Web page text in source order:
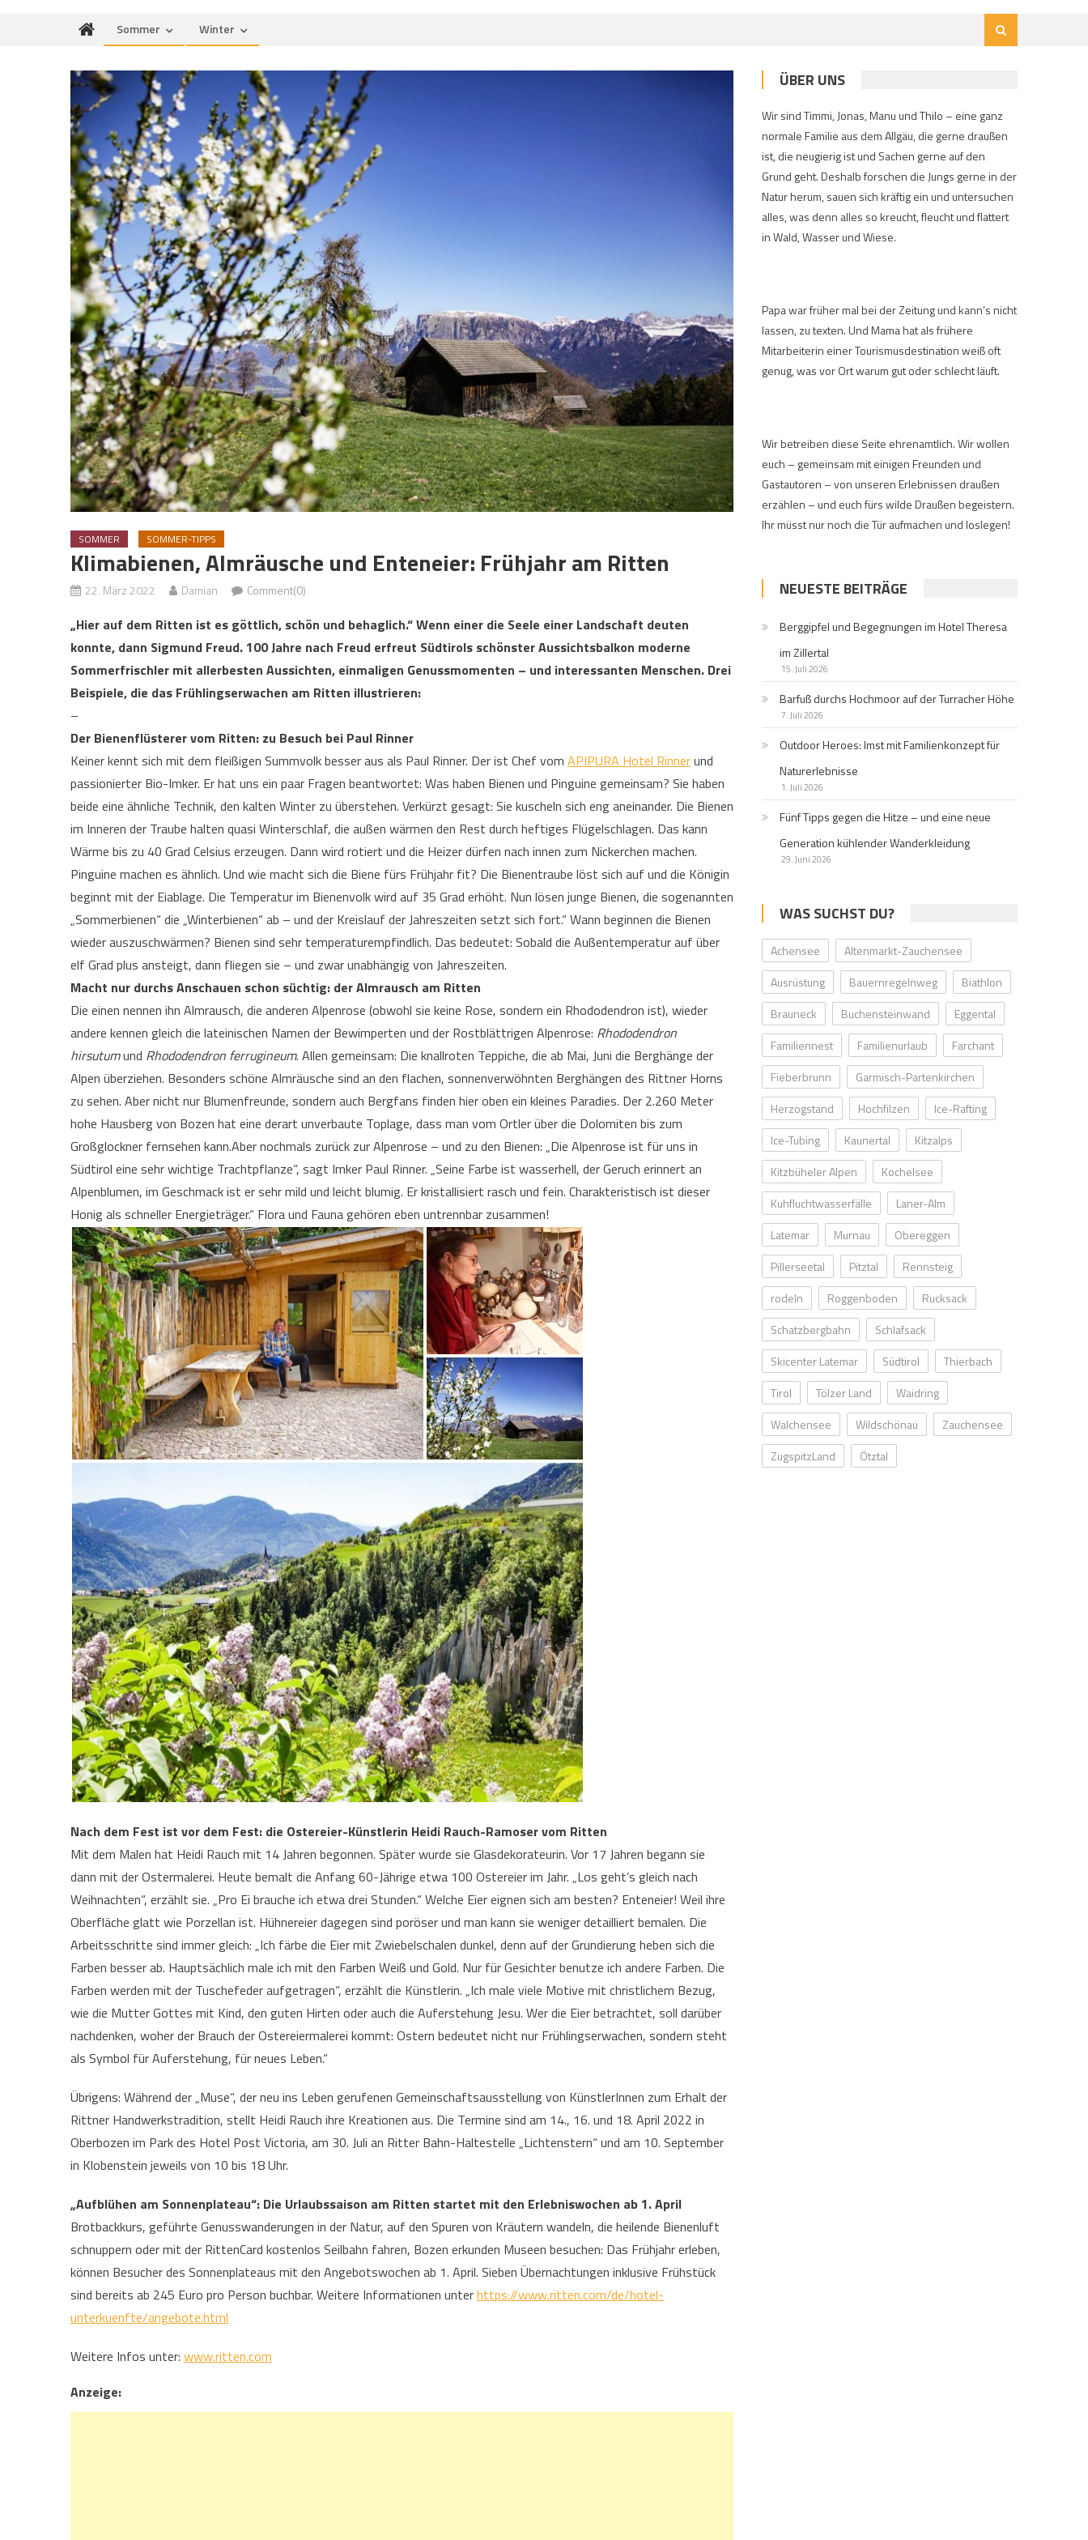
Sommer Winter
SOMMER SOMMER-TIPPS
Klimabienen, Almräusche und Enteneier: Frühjahr am Ritten
22. März 2022 Damian Comment(0)
„Hier auf dem Ritten ist es göttlich, schön und behaglich.“ Wenn einer die Seele einer Landschaft deuten
konnte, dann Sigmund Freud. 100 Jahre nach Freud erfreut Südtirols schönster Aussichtsbalkon moderne
Sommerfrischler mit allerbesten Aussichten, einmaligen Genussmomenten – und interessanten Menschen. Drei
Beispiele, die das Frühlingserwachen am Ritten illustrieren:
–
Der Bienenflüsterer vom Ritten: zu Besuch bei Paul Rinner
Keiner kennt sich mit dem fleißigen Summvolk besser aus als Paul Rinner. Der ist Chef vom APIPURA Hotel Rinnerund
passionierter Bio-Imker. Er hat uns ein paar Fragen beantwortet: Was haben Bienen und Pinguine gemeinsam? Sie haben
beide eine ähnliche Technik, den kalten Winter zu überstehen. Verkürzt gesagt: Sie kuscheln sich eng aneinander. Die Bienen
im Inneren der Traube halten quasi Winterschlaf, die außen wärmen den Rest durch heftiges Flügelschlagen. Das kann
Wärme bis zu 40 Grad Celsius erzeugen. Dann wird rotiert und die Heizer dürfen nach innen zum Nickerchen machen.
Pinguine machen es ähnlich. Und wie macht sich die Biene fürs Frühjahr fit? Die Bienentraube löst sich auf und die Königin
beginnt mit der Eiablage. Die Temperatur im Bienenvolk wird auf 35 Grad erhöht. Nun lösen junge Bienen, die sogenannten
„Sommerbienen“ die „Winterbienen“ ab – und der Kreislauf der Jahreszeiten setzt sich fort.“ Wann beginnen die Bienen
wieder auszuschwärmen? Bienen sind sehr temperaturempfindlich. Das bedeutet: Sobald die Außentemperatur auf über
elf Grad plus ansteigt, dann fliegen sie – und zwar unabhängig von Jahreszeiten.
Macht nur durchs Anschauen schon süchtig: der Almrausch am Ritten
Die einen nennen ihn Almrausch, die anderen Alpenrose (obwohl sie keine Rose, sondern ein Rhododendron ist), wieder
andere kennen gleich die lateinischen Namen der Bewimperten und der Rostblättrigen Alpenrose: Rhododendron
hirsutumund Rhododendron ferrugineum. Allen gemeinsam: Die knallroten Teppiche, die ab Mai, Juni die Berghänge der
Alpen überziehen. Besonders schöne Almräusche sind an den flachen, sonnenverwöhnten Berghängen des Rittner Horns
zu sehen. Aber nicht nur Blumenfreunde, sondern auch Bergfans finden hier oben ein kleines Paradies. Der 2.260 Meter
hohe Hausberg von Bozen hat eine derart unverbaute Toplage, dass man vom Ortler über die Dolomiten bis zum
Großglockner fernsehen kann.Aber nochmals zurück zur Alpenrose – und zu den Bienen: „Die Alpenrose ist für uns in
Südtirol eine sehr wichtige Trachtpflanze“, sagt Imker Paul Rinner. „Seine Farbe ist wasserhell, der Geruch erinnert an
Alpenblumen, im Geschmack ist er sehr mild und leicht blumig. Er kristallisiert rasch und fein. Charakteristisch ist dieser
Honig als schneller Energieträger.“ Flora und Fauna gehören eben untrennbar zusammen!
Nach dem Fest ist vor dem Fest: die Ostereier-Künstlerin Heidi Rauch-Ramoser vom Ritten
Mit dem Malen hat Heidi Rauch mit 14 Jahren begonnen. Später wurde sie Glasdekorateurin. Vor 17 Jahren begann sie
dann mit der Ostermalerei. Heute bemalt die Anfang 60-Jährige etwa 100 Ostereier im Jahr. „Los geht’s gleich nach
Weihnachten“, erzählt sie. „Pro Ei brauche ich etwa drei Stunden.“ Welche Eier eignen sich am besten? Enteneier! Weil ihre
Oberfläche glatt wie Porzellan ist. Hühnereier dagegen sind poröser und man kann sie weniger detailliert bemalen. Die
Arbeitsschritte sind immer gleich: „Ich färbe die Eier mit Zwiebelschalen dunkel, denn auf der Grundierung heben sich die
Farben besser ab. Hauptsächlich male ich mit den Farben Weiß und Gold. Nur für Gesichter benutze ich andere Farben. Die
Farben werden mit der Tuschefeder aufgetragen“, erzählt die Künstlerin. „Ich male viele Motive mit christlichem Bezug,
wie die Mutter Gottes mit Kind, den guten Hirten oder auch die Auferstehung Jesu. Wer die Eier betrachtet, soll darüber
nachdenken, woher der Brauch der Ostereiermalerei kommt: Ostern bedeutet nicht nur Frühlingserwachen, sondern steht
als Symbol für Auferstehung, für neues Leben.“
Übrigens: Während der „Muse“, der neu ins Leben gerufenen Gemeinschaftsausstellung von KünstlerInnen zum Erhalt der
Rittner Handwerkstradition, stellt Heidi Rauch ihre Kreationen aus. Die Termine sind am 14., 16. und 18. April 2022 in
Oberbozen im Park des Hotel Post Victoria, am 30. Juli an Ritter Bahn-Haltestelle „Lichtenstern“ und am 10. September
in Klobenstein jeweils von 10 bis 18 Uhr.
„Aufblühen am Sonnenplateau“: Die Urlaubssaison am Ritten startet mit den Erlebniswochen ab 1. April
Brotbackkurs, geführte Genusswanderungen in der Natur, auf den Spuren von Kräutern wandeln, die heilende Bienenluft
schnuppern oder mit der RittenCard kostenlos Seilbahn fahren, Bozen erkunden Museen besuchen: Das Frühjahr erleben,
können Besucher des Sonnenplateaus mit den Angebotswochen ab 1. April. Sieben Übernachtungen inklusive Frühstück
sind bereits ab 245 Euro pro Person buchbar. Weitere Informationen unterhttps://www.ritten.com/de/hotel-
unterkuenfte/angebote.html
Weitere Infos unter: www.ritten.com
Anzeige:
ÜBER UNS
Wir sind Timmi, Jonas, Manu und Thilo – eine ganz
normale Familie aus dem Allgäu, die gerne draußen
ist, die neugierig ist und Sachen gerne auf den
Grund geht. Deshalb forschen die Jungs gerne in der
Natur herum, sauen sich kräftig ein und untersuchen
alles, was denn alles so kreucht, fleucht und flattert
in Wald, Wasser und Wiese.
Papa war früher mal bei der Zeitung und kann’s nicht
lassen, zu texten. Und Mama hat als frühere
Mitarbeiterin einer Tourismusdestination weiß oft
genug, was vor Ort warum gut oder schlecht läuft.
Wir betreiben diese Seite ehrenamtlich. Wir wollen
euch – gemeinsam mit einigen Freunden und
Gastautoren – von unseren Erlebnissen draußen
erzählen – und euch fürs wilde Draußen begeistern.
Ihr müsst nur noch die Tür aufmachen und loslegen!
NEUESTE BEITRÄGE
Berggipfel und Begegnungen im Hotel Theresa
im Zillertal
15. Juli 2026
Barfuß durchs Hochmoor auf der Turracher Höhe
7. Juli 2026
Outdoor Heroes: Imst mit Familienkonzept für
Naturerlebnisse
1. Juli 2026
Fünf Tipps gegen die Hitze – und eine neue
Generation kühlender Wanderkleidung
29. Juni 2026
WAS SUCHST DU?
Achensee
Altenmarkt-Zauchensee
Ausrüstung
Bauernregelnweg
Biathlon
Brauneck
Buchensteinwand
Eggental
Familiennest
Familienurlaub
Farchant
Fieberbrunn
Garmisch-Partenkirchen
Herzogstand
Hochfilzen
Ice-Rafting
Ice-Tubing
Kaunertal
Kitzalps
Kitzbüheler Alpen
Kochelsee
Kuhfluchtwasserfälle
Laner-Alm
Latemar
Murnau
Obereggen
Pillerseetal
Pitztal
Rennsteig
rodeln
Roggenboden
Rucksack
Schatzbergbahn
Schlafsack
Skicenter Latemar
Südtirol
Thierbach
Tirol
Tölzer Land
Waidring
Walchensee
Wildschönau
Zauchensee
ZugspitzLand
Ötztal